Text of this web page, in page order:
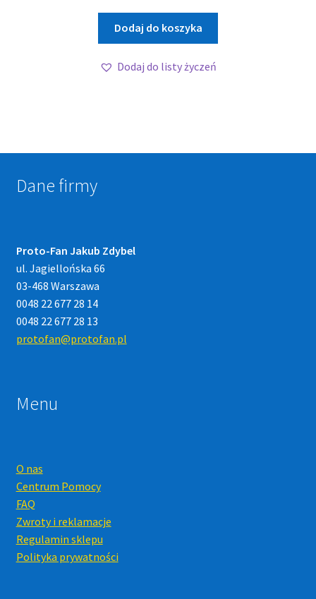
Dodaj do koszyka
Dodaj do listy życzeń
Dane firmy
Proto-Fan Jakub Zdybel
ul. Jagiellońska 66
03-468 Warszawa
0048 22 677 28 14
0048 22 677 28 13
protofan@protofan.pl
Menu
O nas
Centrum Pomocy
FAQ
Zwroty i reklamacje
Regulamin sklepu
Polityka prywatności